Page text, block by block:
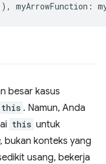
myArrowFunction :
besar kasus
this . Namun, Anda
this untuk
, bukan konteks yang
usang, bekerja